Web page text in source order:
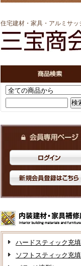
住宅建材・家具・アルミサ
ハードスティック充填
ソフトスティック充填